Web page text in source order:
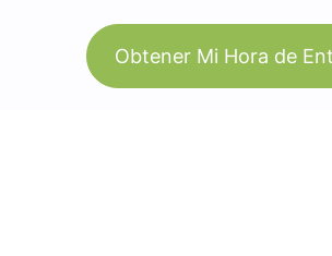
Obtener Mi Hora de